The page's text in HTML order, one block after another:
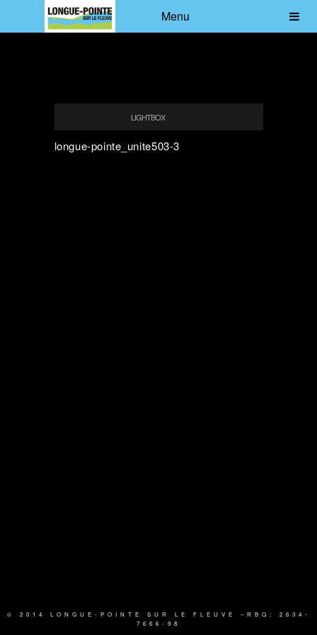
Menu
LIGHTBOX
longue-pointe_unite503-3
© 2014 LONGUE-POINTE SUR LE FLEUVE –RBQ: 2634-
7666-98